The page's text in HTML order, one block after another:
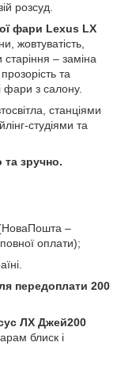
розсуд.
фари Lexus LX
жовтуватість,
старіння – заміна
та
фари з салону.
станціями
студіями та
зручно.
(НоваПошта –
оплати);
передоплати 200
ЛХ Джей200
блиск і